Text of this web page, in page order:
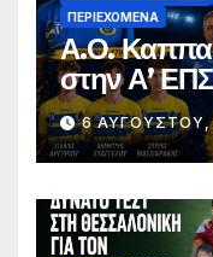
ΠΕΡΙΕΧΌΜΕΝΑ
Α.Ο.
στην Α’
επένδυση
6 ΑΥΓΟΎΣΤΟΥ,